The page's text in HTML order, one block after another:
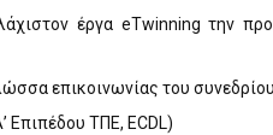
έργα eTwinning την
επικοινωνίας του
Επιπέδου ΤΠΕ, ECDL)